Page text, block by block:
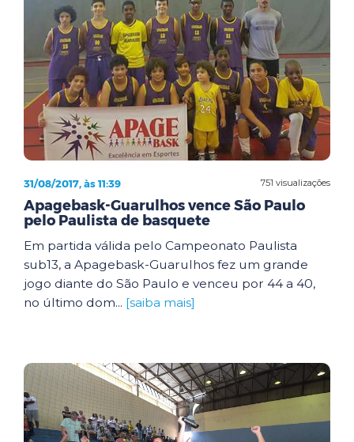
751 visualizações
31/08/2017, às 11:39
Apagebask-Guarulhos vence São Paulo
pelo Paulista de basquete
Em partida válida pelo Campeonato Paulista
sub13, a Apagebask-Guarulhos fez um grande
jogo diante do São Paulo e venceu por 44 a 40,
no último dom... [saiba mais]